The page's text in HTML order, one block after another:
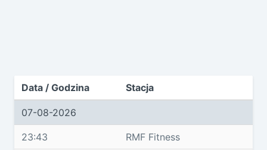
Data / Godzina Stacja
07-08-2026
23:43 RMF Fitness